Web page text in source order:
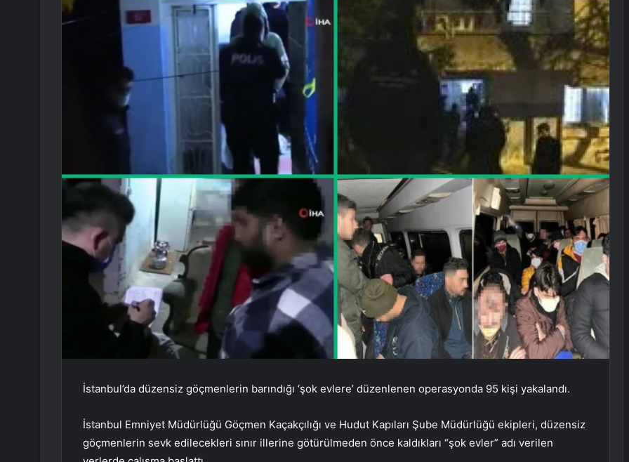
İstanbul’da düzensiz göçmenlerin barındığı ‘şok evlere’ düzenlenen operasyonda 95 kişi yakalandı.
İstanbul Emniyet Müdürlüğü Göçmen Kaçakçılığı ve Hudut Kapıları Şube Müdürlüğü ekipleri, düzensiz
göçmenlerin sevk edilecekleri sınır illerine götürülmeden önce kaldıkları “şok evler” adı verilen